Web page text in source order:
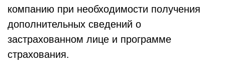
компанию при необходимости получения
дополнительных сведений о
застрахованном лице и программе
страхования.